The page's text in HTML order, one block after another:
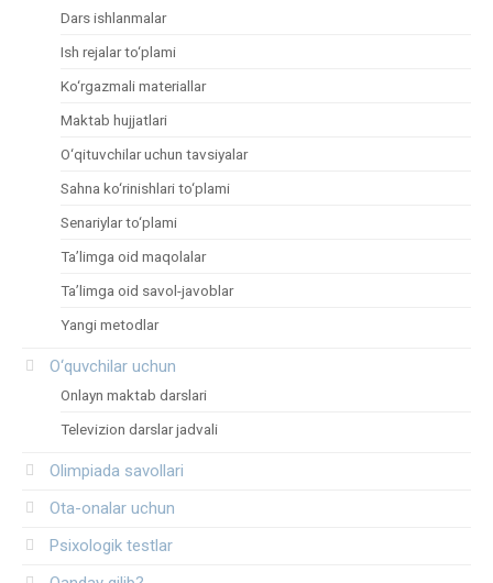
Dars ishlanmalar
Ish rejalar to‘plami
Ko‘rgazmali materiallar
Maktab hujjatlari
O‘qituvchilar uchun tavsiyalar
Sahna ko‘rinishlari to‘plami
Senariylar to‘plami
Ta’limga oid maqolalar
Ta’limga oid savol-javoblar
Yangi metodlar
O‘quvchilar uchun
Onlayn maktab darslari
Televizion darslar jadvali
Olimpiada savollari
Ota-onalar uchun
Psixologik testlar